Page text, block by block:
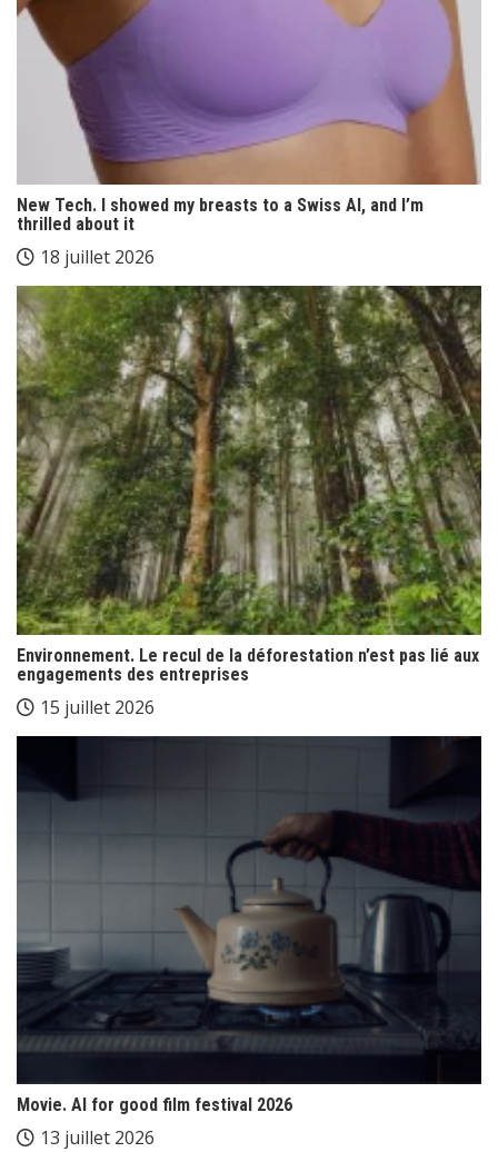
New Tech. I showed my breasts to a Swiss AI, and I’m
thrilled about it
18 juillet 2026
Environnement. Le recul de la déforestation n’est pas lié aux
engagements des entreprises
15 juillet 2026
Movie. AI for good film festival 2026
13 juillet 2026